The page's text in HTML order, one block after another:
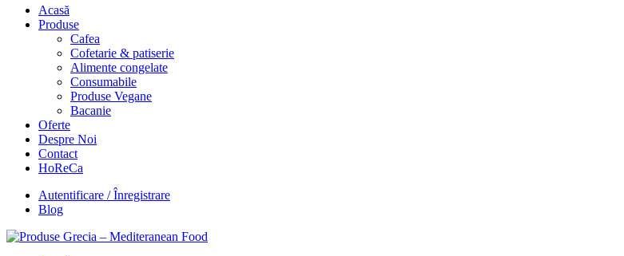
Acasă
Produse
Cafea
Cofetarie & patiserie
Alimente congelate
Consumabile
Produse Vegane
Bacanie
Oferte
Despre Noi
Contact
HoReCa
Autentificare / Înregistrare
Blog